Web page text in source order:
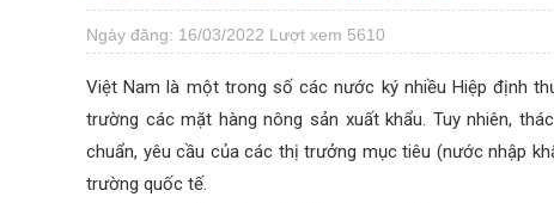
Ngày đăng: 16/03/2022 Lượt xem 5610
Việt Nam là một trong số các nước ký nhiều Hiệp định
trường các mặt hàng nông sản xuất khẩu. Tuy nhiên,
chuẩn, yêu cầu của các thị trưởng mục tiêu (nước nhập
trường quốc tế.